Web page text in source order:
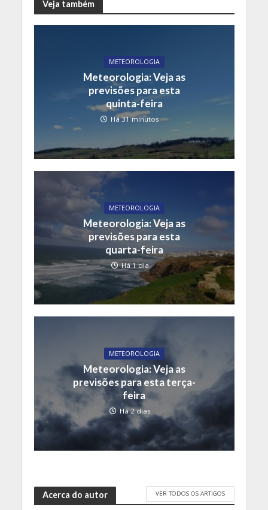
Veja também
METEOROLOGIA
Meteorologia: Veja as
previsões para esta
quinta-feira
Há 31 minutos
METEOROLOGIA
Meteorologia: Veja as
previsões para esta
quarta-feira
Há 1 dia
METEOROLOGIA
Meteorologia: Veja as
previsões para esta terça-
feira
Há 2 dias
Acerca do autor VER TODOS OS ARTIGOS